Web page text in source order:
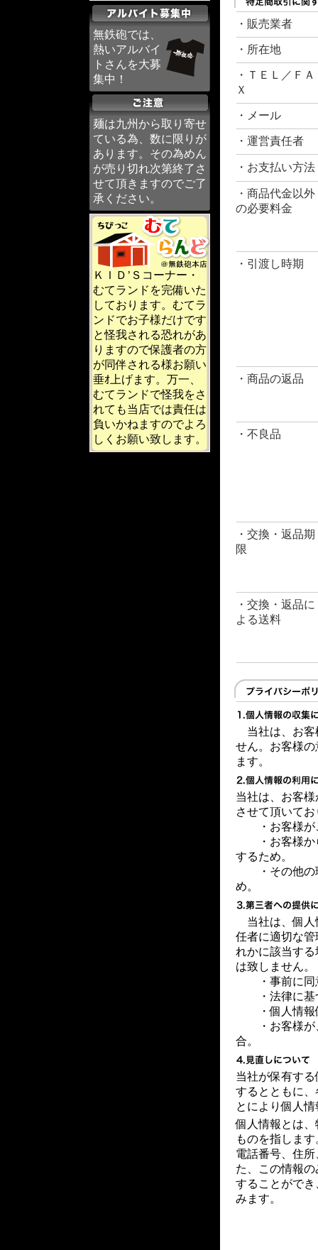
無鉄砲では、
熱いアルバイ
トさんを大募
集中！
麺は九州から取り寄せ
ている為、数に限りが
あります。その為めん
が売り切れ次第終了さ
せて頂きますのでご了
承ください。
ＫＩＤ’Ｓコーナー・
むてランドを完備いた
しております。むてラ
ンドでお子様だけです
と怪我される恐れがあ
りますので保護者の方
が同伴される様お願い
垂ｵ上げます。万一、
むてランドで怪我をさ
れても当店では責任は
負いかねますのでよろ
しくお願い致します。
・販売業者
・所在地
・ＴＥＬ／ＦＡ
Ｘ
・メール
・運営責任者
・お支払い方法
・商品代金以外
の必要料金
・引渡し時期
・商品の返品
・不良品
・交換・返品期
限
・交換・返品に
よる送料
当社は、お客
せん。お客様
ます。
当社は、お客
させて頂いて
・お客様
・お客様から
するため。
・その他の理
め。
当社は、個人
任者に適切な
れかに該当す
は致しません。
・事前に
・法律に基
・個人情報保
・お客様が、
合。
当社が保有す
するとともに
とにより個人
個人情報とは
ものを指しま
電話番号、住
た、この情報
することがで
みます。